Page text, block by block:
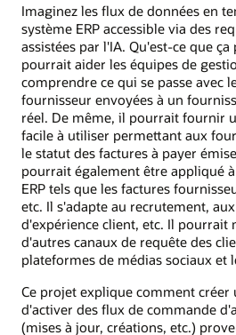
Imaginez les flux de données en
système ERP accessible via des
assistées par l'IA. Qu'est-ce que
pourrait aider les équipes de
comprendre ce qui se passe avec
fournisseur envoyées à un
réel. De même, il pourrait fournir
facile à utiliser permettant aux
le statut des factures à payer
pourrait également être appliqué
ERP tels que les factures
etc. Il s'adapte au recrutement,
d'expérience client, etc. Il pourrait
d'autres canaux de requête des
plateformes de médias sociaux et
Ce projet explique comment
d'activer des flux de commande
(mises à jour, créations, etc.)